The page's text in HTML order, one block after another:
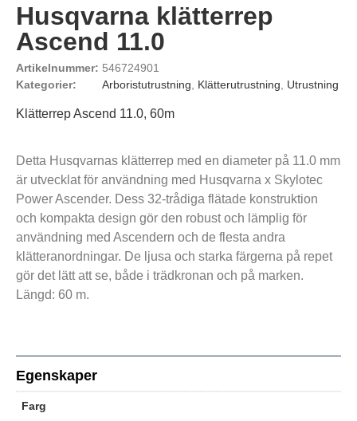
Husqvarna klätterrep
Ascend 11.0
Artikelnummer: 546724901
Kategorier:
Arboristutrustning Klätterutrustning Utrustning
Klätterrep Ascend 11.0, 60m
Detta Husqvarnas klätterrep med en diameter på 11.0 mm
är utvecklat för användning med Husqvarna x Skylotec
Power Ascender. Dess 32-trådiga flätade konstruktion
och kompakta design gör den robust och lämplig för
användning med Ascendern och de flesta andra
klätteranordningar. De ljusa och starka färgerna på repet
gör det lätt att se, både i trädkronan och på marken.
Längd: 60 m.
Egenskaper
Farg